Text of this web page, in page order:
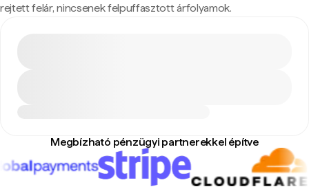
rejtett felár, nincsenek felpuffasztott árfolyamok.
Megbízható pénzügyi partnerekkel építve